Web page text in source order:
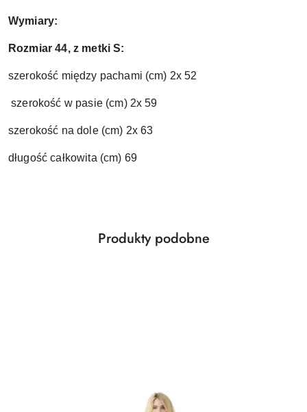
Wymiary:
Rozmiar 44, z metki S:
szerokość między pachami (cm) 2x 52
szerokość w pasie (cm) 2x 59
szerokość na dole (cm) 2x 63
długość całkowita (cm) 69
Pomiń karuzelę produktów
Produkty
Produkty podobne